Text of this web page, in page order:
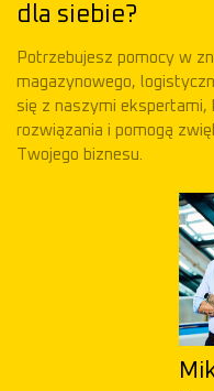
dla siebie?
Potrzebujesz pomocy w
magazynowego,
się z naszymi
rozwiązania i pomogą
Twojego biznesu.
Mikołaj